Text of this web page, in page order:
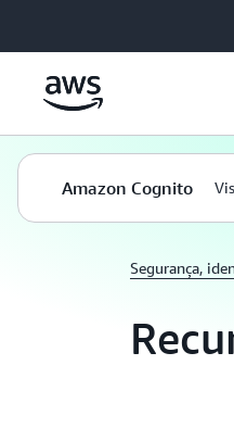
Amazon Cognito
Segurança,